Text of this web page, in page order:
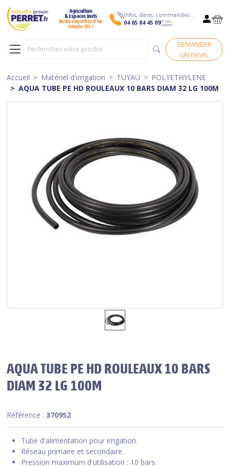
Agriculture
& Espaces Verts
Notre expertise d’un
simple clic !
Infos, devis, commandes…
04 65 84 45 09N° non
surtaxé
DEMANDER
UN DEVIS
Accueil Matériel d'irrigation TUYAU
POLYETHYLENE
AQUA TUBE PE HD ROULEAUX 10 BARS DIAM 32 LG 100M
AQUA TUBE PE HD ROULEAUX 10 BARS
DIAM 32 LG 100M
Référence :370952
Tube d'alimentation pour irrigation.
Réseau primaire et secondaire.
Pression maximum d'utilisation : 10 bars.